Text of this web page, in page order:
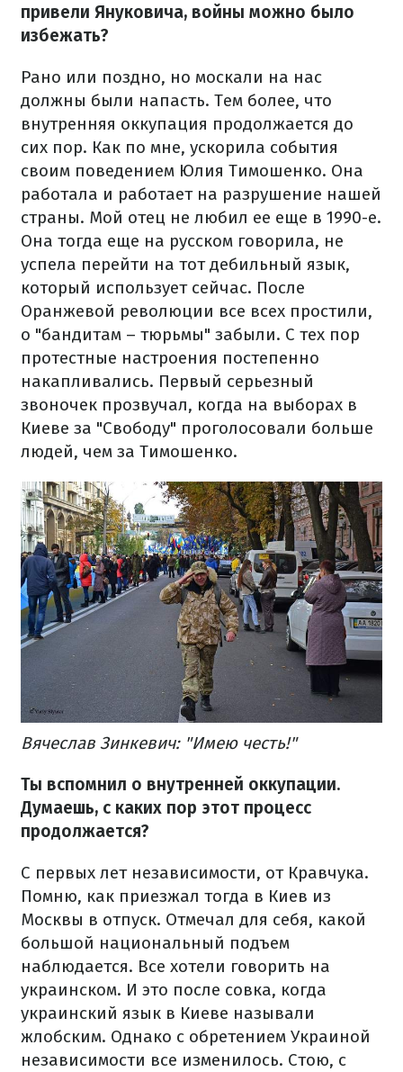
привели Януковича, войны можно было
избежать?
Рано или поздно, но москали на нас
должны были напасть. Тем более, что
внутренняя оккупация продолжается до
сих пор. Как по мне, ускорила события
своим поведением Юлия Тимошенко. Она
работала и работает на разрушение нашей
страны. Мой отец не любил ее еще в 1990-е.
Она тогда еще на русском говорила, не
успела перейти на тот дебильный язык,
который использует сейчас. После
Оранжевой революции все всех простили,
о "бандитам – тюрьмы" забыли. С тех пор
протестные настроения постепенно
накапливались. Первый серьезный
звоночек прозвучал, когда на выборах в
Киеве за "Свободу" проголосовали больше
людей, чем за Тимошенко.
Вячеслав Зинкевич: "Имею честь!"
Ты вспомнил о внутренней оккупации.
Думаешь, с каких пор этот процесс
продолжается?
С первых лет независимости, от Кравчука.
Помню, как приезжал тогда в Киев из
Москвы в отпуск. Отмечал для себя, какой
большой национальный подъем
наблюдается. Все хотели говорить на
украинском. И это после совка, когда
украинский язык в Киеве называли
жлобским. Однако с обретением Украиной
независимости все изменилось. Стою, с